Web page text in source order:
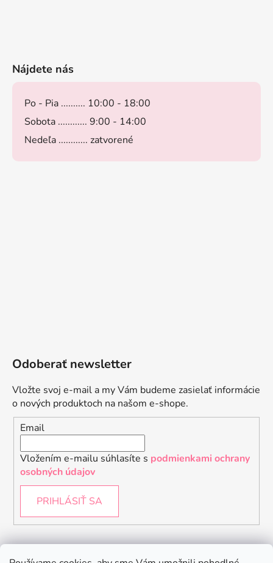
Nájdete nás
Po - Pia .......... 10:00 - 18:00
Sobota ............ 9:00 - 14:00
Nedeľa ............ zatvorené
Odoberať newsletter
Vložte svoj e-mail a my Vám budeme zasielať informácie
o nových produktoch na našom e-shope.
Email
Vložením e-mailu súhlasíte s podmienkami ochrany
osobných údajov
PRIHLÁSIŤ SA
Instagram